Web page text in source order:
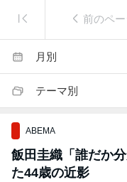
前のペー
月別
テーマ別
ABEMA
飯田圭織「誰だか
た44歳の近影